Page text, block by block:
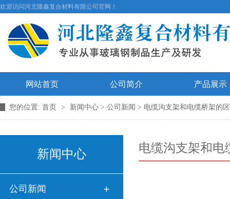
欢迎访问河北隆鑫复合材料有限公司官网！
网站首页 公司简介 产品展示
您的位置: 首页 > 新闻中心 > 公司新闻 > 电缆沟支架和电缆桥架的
新闻中心
公司新闻
电缆沟支架和电